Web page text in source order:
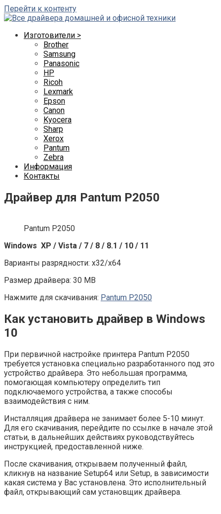
Перейти к контенту
Изготовители >
Brother
Samsung
Panasonic
HP
Ricoh
Lexmark
Epson
Canon
Kyocera
Sharp
Xerox
Pantum
Zebra
Информация
Контакты
Драйвер для Pantum P2050
Pantum P2050
Windows XP / Vista / 7 / 8 / 8.1 / 10 / 11
Варианты разрядности: x32/x64
Размер драйвера: 30 MB
Нажмите для скачивания: Pantum P2050
Как установить драйвер в Windows
10
При первичной настройке принтера Pantum P2050
требуется установка специально разработанного под это
устройство драйвера. Это небольшая программа,
помогающая компьютеру определить тип
подключаемого устройства, а также способы
взаимодействия с ним.
Инсталляция драйвера не занимает более 5-10 минут.
Для его скачивания, перейдите по ссылке в начале этой
статьи, в дальнейших действиях руководствуйтесь
инструкцией, предоставленной ниже.
После скачивания, открываем полученный файл,
кликнув на название Setup64 или Setup, в зависимости
какая система у Вас установлена. Это исполнительный
файл, открывающий сам установщик драйвера.